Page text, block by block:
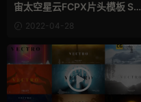
宙太空星云FCPX片头模板 Sta
r Trails Logo Reveal
2022-04-28